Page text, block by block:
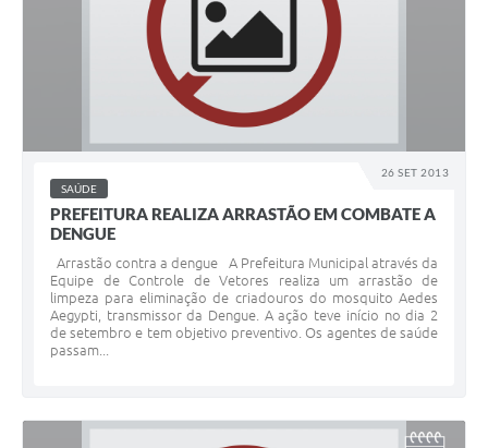
Serviços Online
Telefones Úteis
Jornal
Agenda
26 SET 2013
SAÚDE
PREFEITURA REALIZA ARRASTÃO EM COMBATE A
DENGUE
Arrastão contra a dengue A Prefeitura Municipal através da
Equipe de Controle de Vetores realiza um arrastão de
limpeza para eliminação de criadouros do mosquito Aedes
Aegypti, transmissor da Dengue. A ação teve início no dia 2
de setembro e tem objetivo preventivo. Os agentes de saúde
passam...